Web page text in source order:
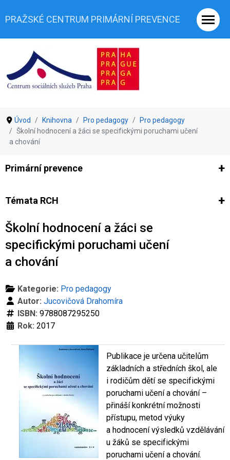
PRAŽSKÉ CENTRUM PRIMÁRNÍ PREVENCE
Úvod Knihovna Pro pedagogy
Pro pedagogy
Školní hodnocení a žáci se specifickými poruchami učení
a chování
Primární prevence
Ze světa prevence
Témata RCH
Co je rizikové chování (RCH) Agrese a šikana
Školní hodnocení a žáci se
specifickými poruchami učení
a chování
Kategorie: Pro pedagogy
Autor: Jucovičová Drahomíra
ISBN: 9788087295250
Rok: 2017
Publikace je určena učitelům
základních a středních škol, ale
i rodičům dětí se specifickými
poruchami učení a chování –
přináší konkrétní možnosti
přístupu, metod výuky
a hodnocení výsledků vzdělávání
u žáků se specifickými
poruchami učení a chování.